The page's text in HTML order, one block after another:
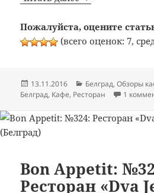
Пожалуйста, оцените
(всего оценок: 7,
Опубликовано
13.11.2016 Рубрики
Белград,Обзоры
Белград, Кафе, Ресторан 1
Bon Appetit:
Ресторан «Dva